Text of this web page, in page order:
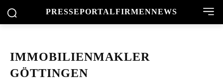
PRESSEPORTALFIRMENNEWS
IMMOBILIENMAKLER
GÖTTINGEN